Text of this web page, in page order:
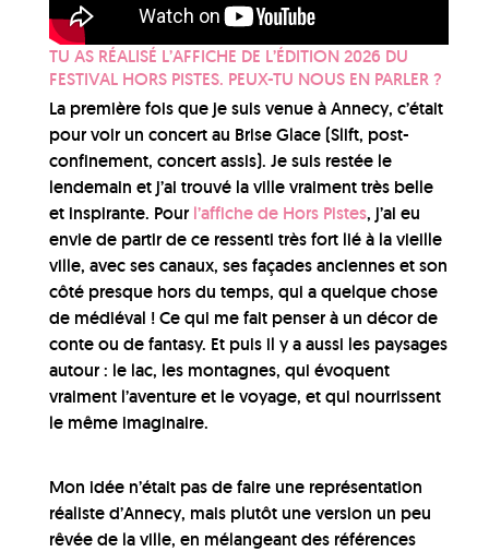
TU AS RÉALISÉ L’AFFICHE DE L’ÉDITION 2026 DU
FESTIVAL HORS PISTES. PEUX-TU NOUS EN PARLER ?
La première fois que je suis venue à Annecy, c’était
pour voir un concert au Brise Glace (Slift, post-
confinement, concert assis). Je suis restée le
lendemain et j’ai trouvé la ville vraiment très belle
et inspirante. Pour l’affiche de Hors Pistes, j’ai eu
envie de partir de ce ressenti très fort lié à la vieille
ville, avec ses canaux, ses façades anciennes et son
côté presque hors du temps, qui a quelque chose
de médiéval ! Ce qui me fait penser à un décor de
conte ou de fantasy. Et puis il y a aussi les paysages
autour : le lac, les montagnes, qui évoquent
vraiment l’aventure et le voyage, et qui nourrissent
le même imaginaire.
Mon idée n’était pas de faire une représentation
réaliste d’Annecy, mais plutôt une version un peu
rêvée de la ville, en mélangeant des références